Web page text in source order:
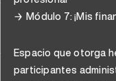
Módulo 7: ¡Mis
Espacio que otorga
participantes